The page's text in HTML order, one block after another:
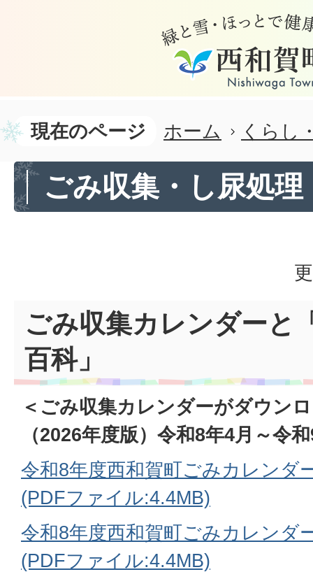
現在のページ ホーム くらし
ごみ収集・し尿処理
ごみ収集カレンダーと
百科」
＜ごみ収集カレンダーがダウン
（2026年度版）令和8年4月～令
令和8年度西和賀町ごみカレンダ
(PDFファイル:4.4MB)
令和8年度西和賀町ごみカレンダ
(PDFファイル:4.4MB)